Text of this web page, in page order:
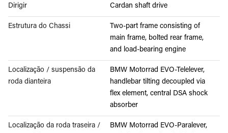
Dirigir Cardan shaft drive
Estrutura do Chassi
Two-part frame consisting of
main frame, bolted rear frame,
and load-bearing engine
Localização / suspensão da
roda dianteira
BMW Motorrad EVO-Telelever,
handlebar tilting decoupled via
flex element, central DSA shock
absorber
Localização da roda traseira /
BMW Motorrad EVO-Paralever,